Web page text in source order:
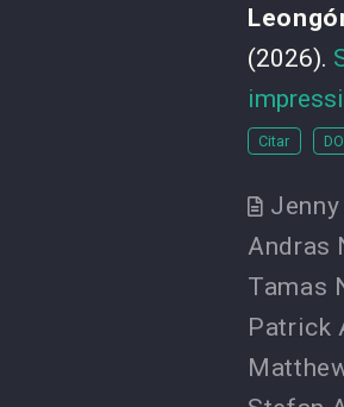
(2026).
Citar
Andras
Tamas
Patrick